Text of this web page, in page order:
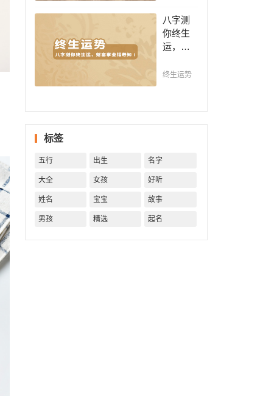
晓五
行，把
控起伏
波澜，
缺，助
八字测
你终生
运，财
福寿
富贵！
终生运势
标签
五行 出生 名字
大全 女孩 好听
姓名 宝宝 故事
男孩 精选 起名